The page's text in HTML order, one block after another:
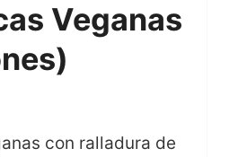
Veganas
con ralladura de